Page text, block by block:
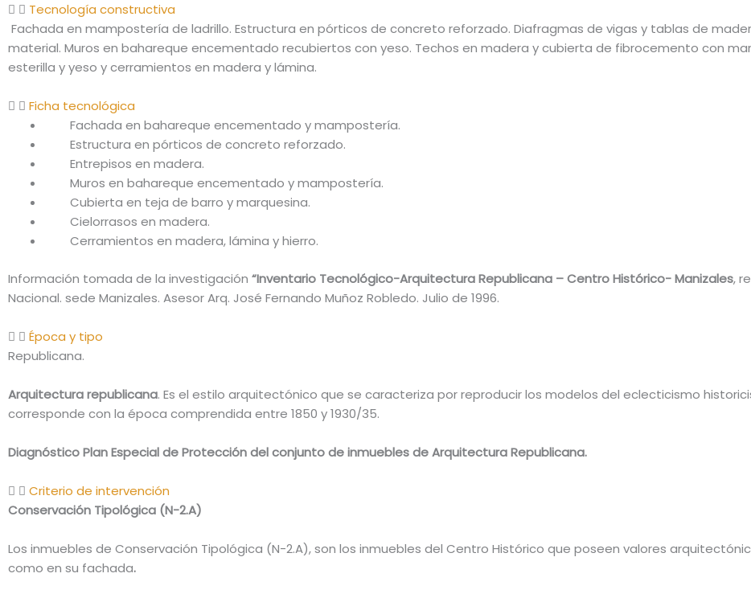
Tecnología constructiva
Fachada en mampostería de ladrillo. Estructura en pórticos de concreto reforzado. Diafragmas de vigas y tablas de
material. Muros en bahareque encementado recubiertos con yeso. Techos en madera y cubierta de fibrocemento con
esterilla y yeso y cerramientos en madera y lámina.
Ficha tecnológica
Fachada en bahareque encementado y mampostería.
Estructura en pórticos de concreto reforzado.
Entrepisos en madera.
Muros en bahareque encementado y mampostería.
Cubierta en teja de barro y marquesina.
Cielorrasos en madera.
Cerramientos en madera, lámina y hierro.
Información tomada de la investigación “Inventario Tecnológico-Arquitectura Republicana – Centro Histórico- Manizales,
Nacional. sede Manizales. Asesor Arq. José Fernando Muñoz Robledo. Julio de 1996.
Época y tipo
Republicana.
Arquitectura republicana. Es el estilo arquitectónico que se caracteriza por reproducir los modelos del eclecticismo
corresponde con la época comprendida entre 1850 y 1930/35.
Diagnóstico Plan Especial de Protección del conjunto de inmuebles de Arquitectura Republicana.
Criterio de intervención
Conservación Tipológica (N-2.A)
Los inmuebles de Conservación Tipológica (N-2.A), son los inmuebles del Centro Histórico que poseen valores
como en su fachada.